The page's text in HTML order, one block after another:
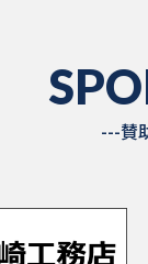
---賛